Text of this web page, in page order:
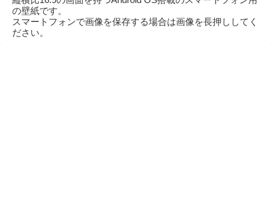
の壁紙です。
スマートフォンで画像を保存する場合は画像を長押ししてく
ださい。